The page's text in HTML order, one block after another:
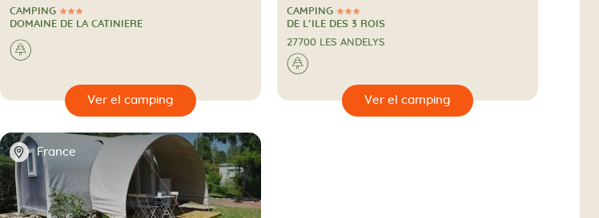
3 Estrellas
CAMPING
CAMPING
DOMAINE DE LA CATINIERE
🌲
3 Estrellas
CAMPING
CAMPING
DE L’ILE DES 3 ROIS
27700 LES ANDELYS
🌲
Ver el camping 🔍
📍 France